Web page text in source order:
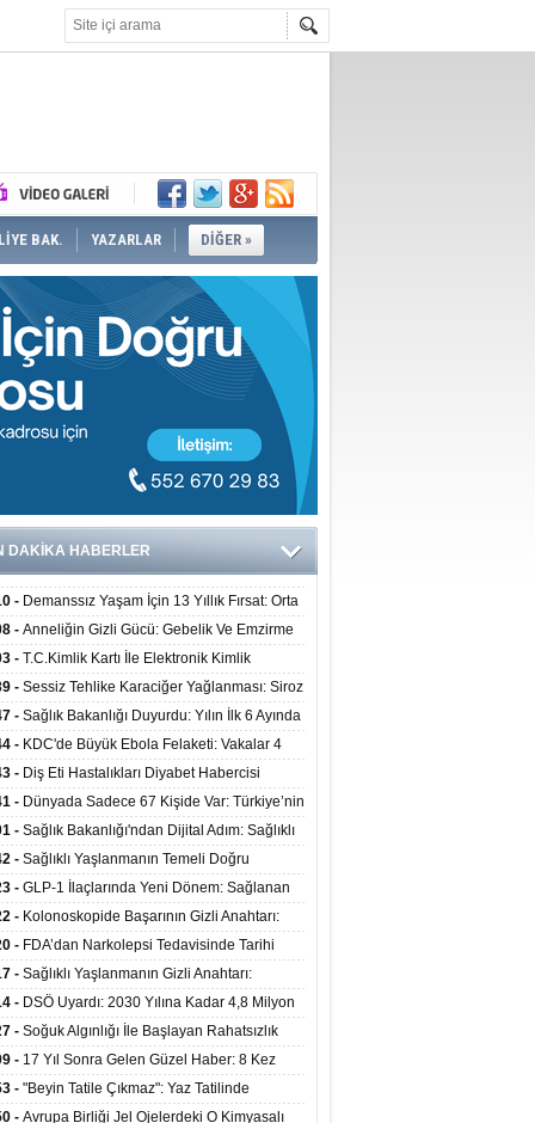
BAK. YAZARLAR DİĞER »
DAKİKA HABERLER
- Demanssız Yaşam İçin 13 Yıllık Fırsat: Orta
Yaşam Tarzı Beyin Sağlığını Belirliyor
- Anneliğin Gizli Gücü: Gebelik Ve Emzirme
Dayanıklılığı Artırabilir Mi?
- T.C.Kimlik Kartı İle Elektronik Kimlik
Yöntemi (Biyometrik Kimlik Doğrulama
07.08.2026
- Sessiz Tehlike Karaciğer Yağlanması: Siroz
Krizine Davetiye Çıkarıyor!
- Sağlık Bakanlığı Duyurdu: Yılın İlk 6 Ayında
Fazla Hasta Hiperbarik Oksijen Tedavisi
- KDC'de Büyük Ebola Felaketi: Vakalar 4
Virüste Mutasyon Şüphesi!
- Diş Eti Hastalıkları Diyabet Habercisi
Ağız Sağlığı Ve Şeker Arasındaki Çift Yönlü
- Dünyada Sadece 67 Kişide Var: Türkiye’nin
Sendromu Vakası Diyarbakır’da
Edildi
- Sağlık Bakanlığı'ndan Dijital Adım: Sağlıklı
Merkezlerinde Uzaktan Danışmanlık Dönemi
- Sağlıklı Yaşlanmanın Temeli Doğru
Geçiyor: İleri Yaşta Hangi Besin
İhtiyaç Duyuluyor?
- GLP-1 İlaçlarında Yeni Dönem: Sağlanan
Yalnızca Kilo Kaybıyla Sınırlı Değil
- Kolonoskopide Başarının Gizli Anahtarı:
Bağırsak Temizliği Poliplerin Gözden
Neden Oluyor
- FDA’dan Narkolepsi Tedavisinde Tarihi
Oreksin Sistemini Hedefleyen İlk İlaç
Sunuldu
- Sağlıklı Yaşlanmanın Gizli Anahtarı:
Kuvvet Antrenmanı Kas Ve Kemik Sağlığını
- DSÖ Uyardı: 2030 Yılına Kadar 4,8 Milyon
ve Ebe Açığı Oluşabilir
- Soğuk Algınlığı İle Başlayan Rahatsızlık
Yetmezliği Çıktı: 17 Yıl Sonra Nakille
Tutundu
- 17 Yıl Sonra Gelen Güzel Haber: 8 Kez
Hastaya 9'uncu Çağrıda Nakil Yapıldı
- "Beyin Tatile Çıkmaz": Yaz Tatilinde
Yüzde 39'u Unutulabiliyor
- Avrupa Birliği Jel Ojelerdeki O Kimyasalı